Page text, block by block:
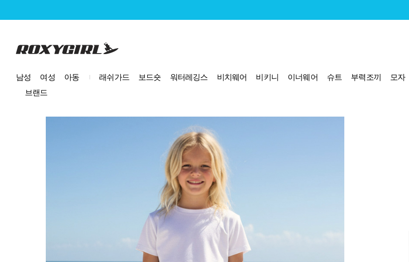
로고
남성 여성 아동 래쉬가드 보드숏 워터레깅스 비치웨어 비키니 이너웨어 슈트 부력조끼 모자
브랜드